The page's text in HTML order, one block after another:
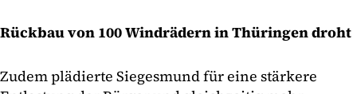
Rückbau von 100 Windrädern in Thüringen droht
Zudem plädierte Siegesmund für eine stärkere